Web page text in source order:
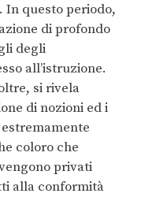
In questo periodo,
di profondo
degli
all’istruzione.
si rivela
di nozioni ed i
coloro che
privati
alla conformità